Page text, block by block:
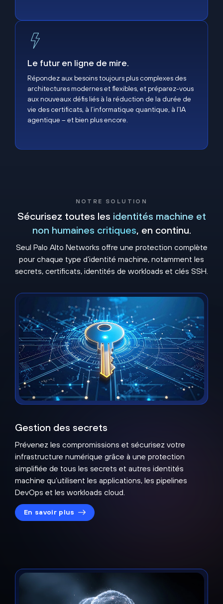
Le futur en ligne de mire.
Le futur en ligne de mire.
Répondez aux besoins toujours plus complexes des
architectures modernes et flexibles, et préparez-vous
aux nouveaux défis liés à la réduction de la durée de
vie des certificats, à l’informatique quantique, à l’IA
agentique – et bien plus encore.
NOTRE SOLUTION
Sécurisez toutes les identités machine et
non humaines critiques, en continu.
Seul Palo Alto Networks offre une protection complète
pour chaque type d’identité machine, notamment les
secrets, certificats, identités de workloads et clés SSH.
Gestion des secrets
Prévenez les compromissions et sécurisez votre
infrastructure numérique grâce à une protection
simplifiée de tous les secrets et autres identités
machine qu’utilisent les applications, les pipelines
DevOps et les workloads cloud.
En savoir plus